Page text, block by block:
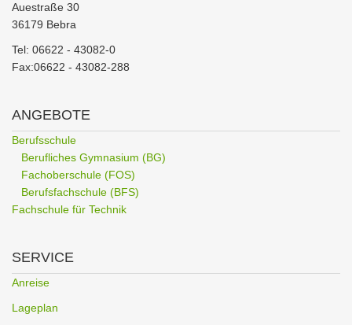
Auestraße 30
36179 Bebra
Tel: 06622 - 43082-0
Fax:06622 - 43082-288
ANGEBOTE
Berufsschule
Berufliches Gymnasium (BG)
Fachoberschule (FOS)
Berufsfachschule (BFS)
Fachschule für Technik
SERVICE
Anreise
Lageplan